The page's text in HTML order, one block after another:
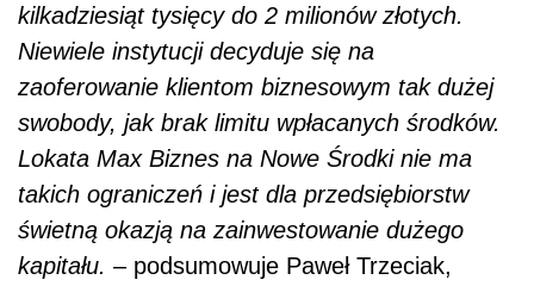
kilkadziesiąt tysięcy do 2 milionów złotych.
Niewiele instytucji decyduje się na
zaoferowanie klientom biznesowym tak dużej
swobody, jak brak limitu wpłacanych środków.
Lokata Max Biznes na Nowe Środki nie ma
takich ograniczeń i jest dla przedsiębiorstw
świetną okazją na zainwestowanie dużego
kapitału. – podsumowuje Paweł Trzeciak,